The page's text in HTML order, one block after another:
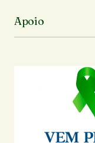
Apoio